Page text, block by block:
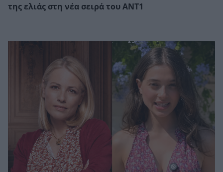
της ελιάς στη νέα σειρά του ΑΝΤ1